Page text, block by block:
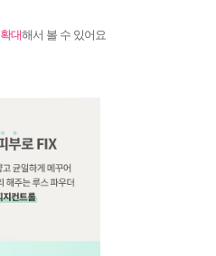
확대해서 볼 수 있어요